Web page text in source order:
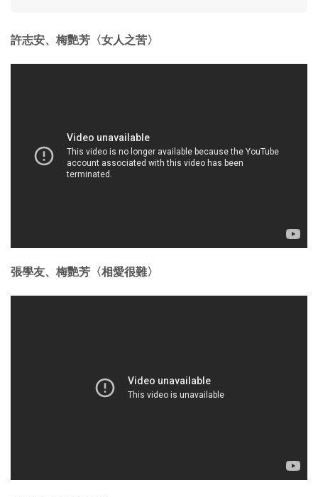
許志安、梅艷芳〈女人之苦〉
張學友、梅艷芳〈相愛很難〉